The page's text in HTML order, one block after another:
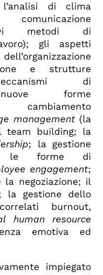
di clima
metodi di
gli aspetti
e strutture
di
nuove forme
management(la
team building; la
; la gestione
le forme di
engagement;
negoziazione; il
la gestione dello
burnout,
human resource
emotiva ed
impiegato